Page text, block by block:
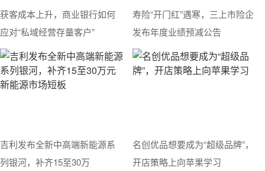
获客成本上升，商业银行如何
应对“私域经营存量客户”
寿险“开门红”遇寒，三上市险企
发布年度业绩预减公告
吉利发布全新中高端新能源系
列银河，补齐15至30万
名创优品想要成为“超级品牌”，
开店策略上向苹果学习